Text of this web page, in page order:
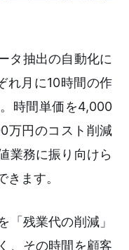
タ抽出の自動化に
れ月に10時間の作
時間単価を4,000
万円のコスト削減
業務に振り向けら
ます。
「残業代の削減」
、その時間を顧客